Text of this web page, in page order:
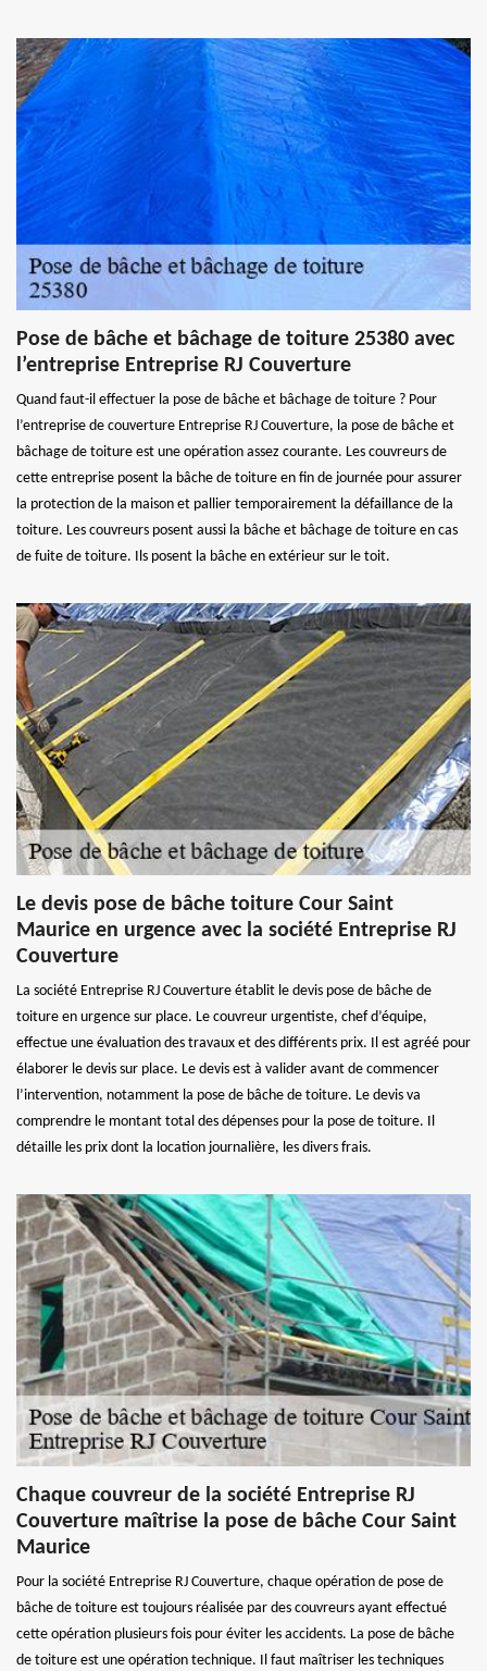
Pose de bâche et bâchage de toiture 25380 avec
l’entreprise Entreprise RJ Couverture
Quand faut-il effectuer la pose de bâche et bâchage de toiture ? Pour
l’entreprise de couverture Entreprise RJ Couverture, la pose de bâche et
bâchage de toiture est une opération assez courante. Les couvreurs de
cette entreprise posent la bâche de toiture en fin de journée pour assurer
la protection de la maison et pallier temporairement la défaillance de la
toiture. Les couvreurs posent aussi la bâche et bâchage de toiture en cas
de fuite de toiture. Ils posent la bâche en extérieur sur le toit.
Le devis pose de bâche toiture Cour Saint
Maurice en urgence avec la société Entreprise RJ
Couverture
La société Entreprise RJ Couverture établit le devis pose de bâche de
toiture en urgence sur place. Le couvreur urgentiste, chef d’équipe,
effectue une évaluation des travaux et des différents prix. Il est agréé pour
élaborer le devis sur place. Le devis est à valider avant de commencer
l’intervention, notamment la pose de bâche de toiture. Le devis va
comprendre le montant total des dépenses pour la pose de toiture. Il
détaille les prix dont la location journalière, les divers frais.
Chaque couvreur de la société Entreprise RJ
Couverture maîtrise la pose de bâche Cour Saint
Maurice
Pour la société Entreprise RJ Couverture, chaque opération de pose de
bâche de toiture est toujours réalisée par des couvreurs ayant effectué
cette opération plusieurs fois pour éviter les accidents. La pose de bâche
de toiture est une opération technique. Il faut maîtriser les techniques